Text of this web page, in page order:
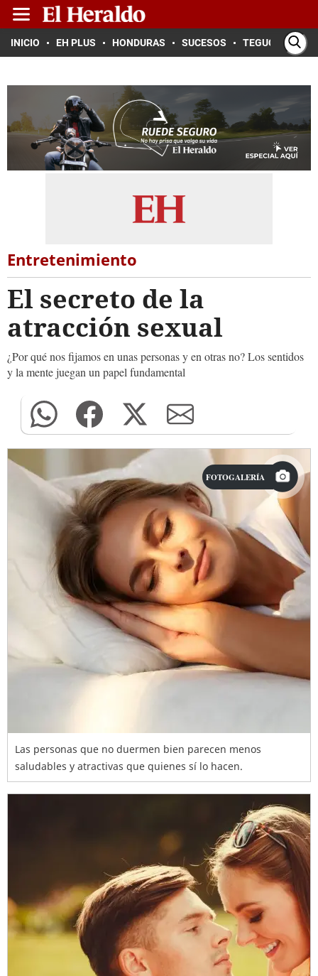
INICIO EH PLUS HONDURAS SUCESOS TEGUCIGALPA
Entretenimiento
El secreto de la
atracción sexual
¿Por qué nos fijamos en unas personas y en otras no? Los sentidos
y la mente juegan un papel fundamental
FOTOGALERÍA
Las personas que no duermen bien parecen menos
saludables y atractivas que quienes sí lo hacen.